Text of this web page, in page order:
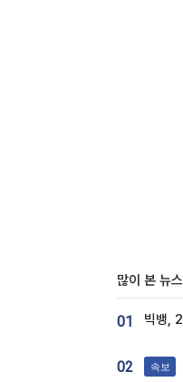
많이 본 뉴스
01
02 속보